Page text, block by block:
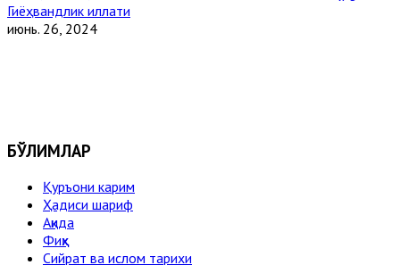
Гиёҳвандлик иллати
июнь. 26, 2024
БЎЛИМЛАР
Қуръони карим
Ҳадиси шариф
Ақида
Фиқҳ
Сийрат ва ислом тарихи